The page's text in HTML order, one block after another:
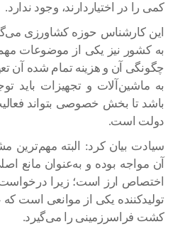
کمی را در اختیاردارند، وجود ندارد.
این کارشناس حوزه کشاورزی
به کشور نیز یکی از موضوعات
چگونگی آن و هزینه تمام شده آن
به ماشین‌آلات و تجهیزات باید
باشد تا بخش خصوصی بتواند
دولت است.
سیادت بیان کرد: البته مهم‌ترین
آن مواجه بوده و به‌عنوان مانع
اختصاص ارز است؛ زیرا
تولیدکننده یکی از موانعی است
کشت فراسرزمینی را می‌گیرد.